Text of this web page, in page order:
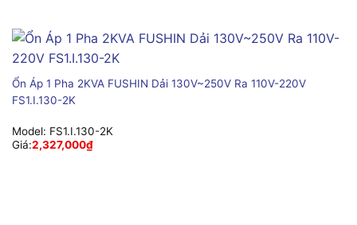
Ổn Áp 1 Pha 2KVA FUSHIN Dải 130V~250V Ra 110V-220V
FS1.I.130-2K
Model: FS1.I.130-2K
Giá:2,327,000₫